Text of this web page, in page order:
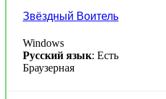
Звёздный Воитель
Windows
Русский язык: Есть
Браузерная